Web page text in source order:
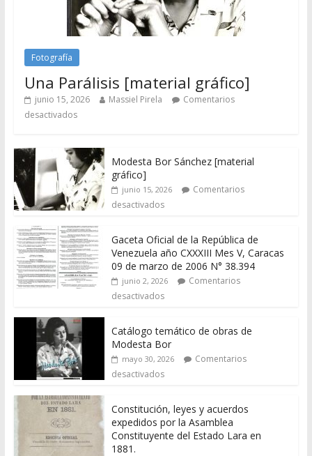
Fotografía
Una Parálisis [material gráfico]
junio 15, 2026 Massiel Pirela
Comentarios
desactivados
Modesta Bor Sánchez [material
gráfico]
junio 15, 2026
Comentarios
desactivados
Gaceta Oficial de la República de
Venezuela año CXXXIII Mes V, Caracas
09 de marzo de 2006 N° 38.394
junio 2, 2026
Comentarios
desactivados
Catálogo temático de obras de
Modesta Bor
mayo 30, 2026
Comentarios
desactivados
Constitución, leyes y acuerdos
expedidos por la Asamblea
Constituyente del Estado Lara en
1881.